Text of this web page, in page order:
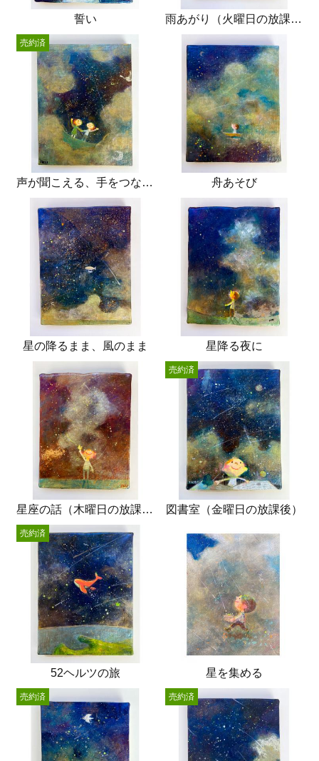
誓い 雨あがり（火曜日の放課後）
声が聞こえる、手をつなぐ、
売約済
舟あそび
星の降るまま、風のまま 星降る夜に
星座の話（木曜日の放課後） 図書室（金曜日の放課後）
売約済
52ヘルツの旅
売約済
星を集める
売約済 売約済